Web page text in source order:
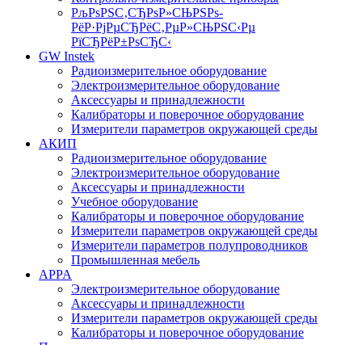
РљРѕРЅС‚СЂРѕР»СЊРЅРѕ-
РёР·РјРµСЂРёС‚РµР»СЊРЅС‹Рµ
РїСЂРёР±РѕСЂС‹
GW Instek
Радиоизмерительное оборудование
Электроизмерительное оборудование
Аксессуары и принадлежности
Калибраторы и поверочное оборудование
Измерители параметров окружающей среды
АКИП
Радиоизмерительное оборудование
Электроизмерительное оборудование
Аксессуары и принадлежности
Учебное оборудование
Калибраторы и поверочное оборудование
Измерители параметров окружающей среды
Измерители параметров полупроводников
Промышленная мебель
APPA
Электроизмерительное оборудование
Аксессуары и принадлежности
Измерители параметров окружающей среды
Калибраторы и поверочное оборудование